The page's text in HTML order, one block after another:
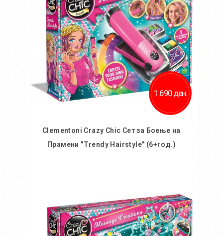
1.690 ден.
Clementoni Crazy Chic Сет за Боење на
Прамени "Trendy Hairstyle" (6+год.)
Додај во желби
Додај за споредба